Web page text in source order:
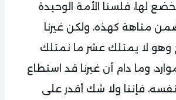
لها، فلسنا الأمة الوحيدة
متاهة كهذه، ولكن غيرنا
وهو لا يمتلك عشر ما نمتلك
وما دام أن غيرنا قد استطاع
فإننا ولا شك أقدر على